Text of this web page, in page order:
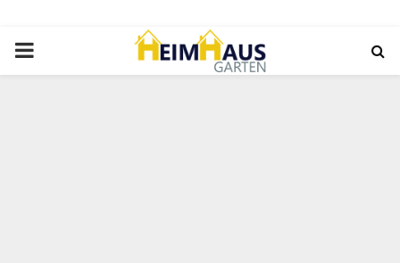
PRIMARY